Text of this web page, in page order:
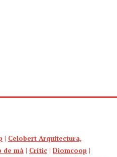
| Celobert Arquitectura,
de mà | Crític | Diomcoop |